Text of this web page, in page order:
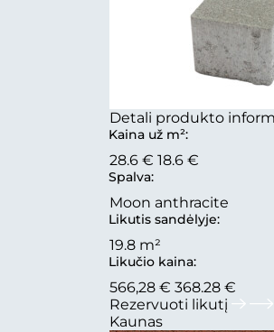
Detali produkto
Kaina už m²:
28.6 € 18.6 €
Spalva:
Moon anthracite
Likutis sandėlyje:
19.8 m²
Likučio kaina:
566,28 € 368.28 €
Rezervuoti likutį
Kaunas